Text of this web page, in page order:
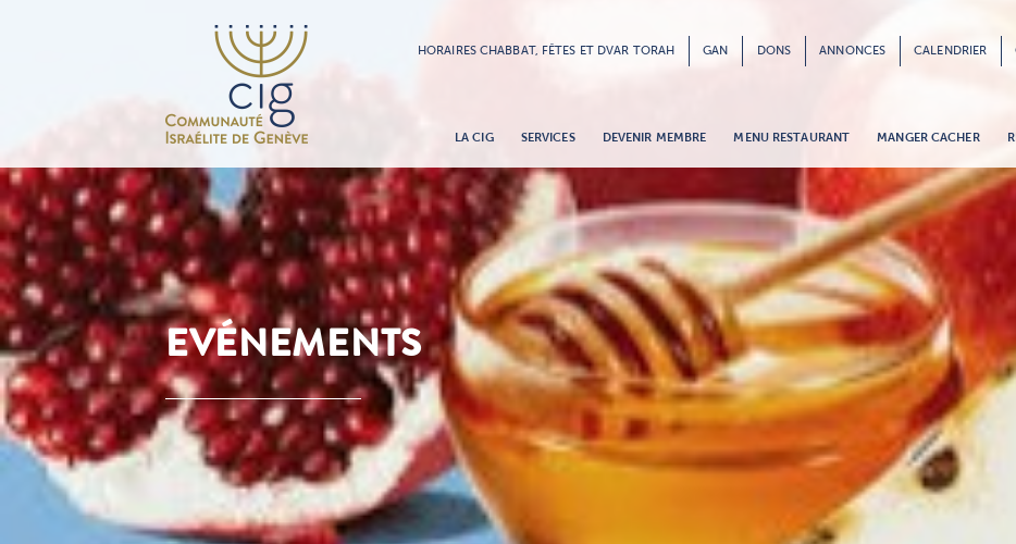
HORAIRES CHABBAT, FÊTES ET DVAR TORAH GAN DONS ANNONCES CALENDRIER
LA CIG SERVICES DEVENIR MEMBRE MENU RESTAURANT MANGER CACHER
EVÉNEMENTS